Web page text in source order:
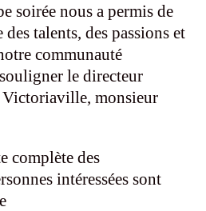
soirée nous a permis de
talents, des passions et
communauté
le directeur
Victoriaville, monsieur
complète des
intéressées sont